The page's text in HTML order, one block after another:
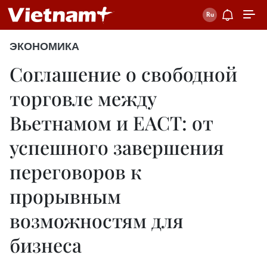
ЭКОНОМИКА
Соглашение о свободной
торговле между
Вьетнамом и ЕАСТ: от
успешного завершения
переговоров к
прорывным
возможностям для
бизнеса